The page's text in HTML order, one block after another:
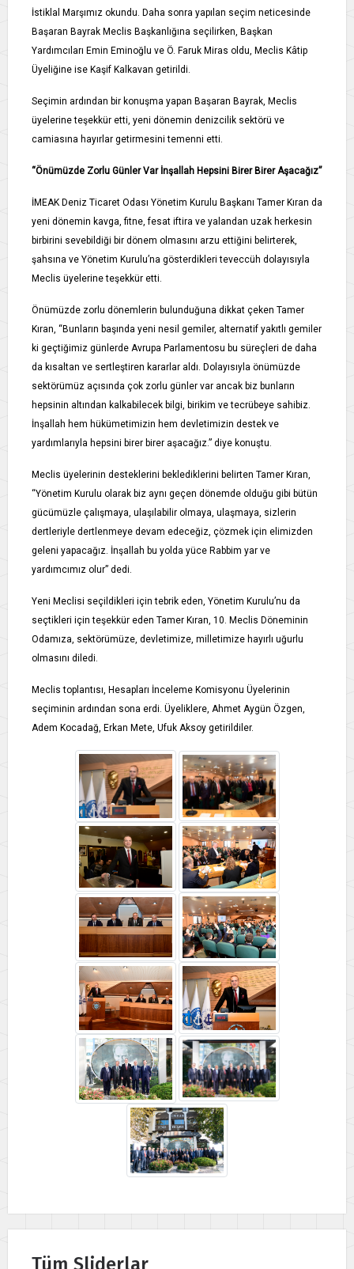
İstiklal Marşımız okundu. Daha sonra yapılan seçim neticesinde
Başaran Bayrak Meclis Başkanlığına seçilirken, Başkan
Yardımcıları Emin Eminoğlu ve Ö. Faruk Miras oldu, Meclis Kâtip
Üyeliğine ise Kaşif Kalkavan getirildi.
Seçimin ardından bir konuşma yapan Başaran Bayrak, Meclis
üyelerine teşekkür etti, yeni dönemin denizcilik sektörü ve
camiasına hayırlar getirmesini temenni etti.
“Önümüzde Zorlu Günler Var İnşallah Hepsini Birer Birer Aşacağız”
İMEAK Deniz Ticaret Odası Yönetim Kurulu Başkanı Tamer Kıran da
yeni dönemin kavga, fitne, fesat iftira ve yalandan uzak herkesin
birbirini sevebildiği bir dönem olmasını arzu ettiğini belirterek,
şahsına ve Yönetim Kurulu’na gösterdikleri teveccüh dolayısıyla
Meclis üyelerine teşekkür etti.
Önümüzde zorlu dönemlerin bulunduğuna dikkat çeken Tamer
Kıran, “Bunların başında yeni nesil gemiler, alternatif yakıtlı gemiler
ki geçtiğimiz günlerde Avrupa Parlamentosu bu süreçleri de daha
da kısaltan ve sertleştiren kararlar aldı. Dolayısıyla önümüzde
sektörümüz açısında çok zorlu günler var ancak biz bunların
hepsinin altından kalkabilecek bilgi, birikim ve tecrübeye sahibiz.
İnşallah hem hükümetimizin hem devletimizin destek ve
yardımlarıyla hepsini birer birer aşacağız.” diye konuştu.
Meclis üyelerinin desteklerini beklediklerini belirten Tamer Kıran,
“Yönetim Kurulu olarak biz aynı geçen dönemde olduğu gibi bütün
gücümüzle çalışmaya, ulaşılabilir olmaya, ulaşmaya, sizlerin
dertleriyle dertlenmeye devam edeceğiz, çözmek için elimizden
geleni yapacağız. İnşallah bu yolda yüce Rabbim yar ve
yardımcımız olur” dedi.
Yeni Meclisi seçildikleri için tebrik eden, Yönetim Kurulu’nu da
seçtikleri için teşekkür eden Tamer Kıran, 10. Meclis Döneminin
Odamıza, sektörümüze, devletimize, milletimize hayırlı uğurlu
olmasını diledi.
Meclis toplantısı, Hesapları İnceleme Komisyonu Üyelerinin
seçiminin ardından sona erdi. Üyeliklere, Ahmet Aygün Özgen,
Adem Kocadağ, Erkan Mete, Ufuk Aksoy getirildiler.
Tüm Sliderlar